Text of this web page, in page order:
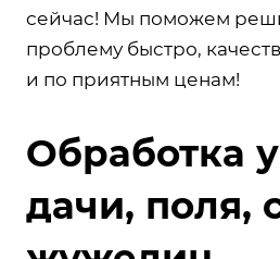
сейчас! Мы поможем
проблему быстро,
и по приятным ценам!
Обработка
дачи, поля,